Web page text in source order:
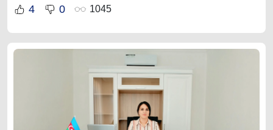
4 0 1045